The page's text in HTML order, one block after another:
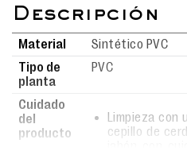
Material
Sintético PVC
Tipo de
planta
PVC
Cuidado
del
producto
Limpieza con
cepillo de